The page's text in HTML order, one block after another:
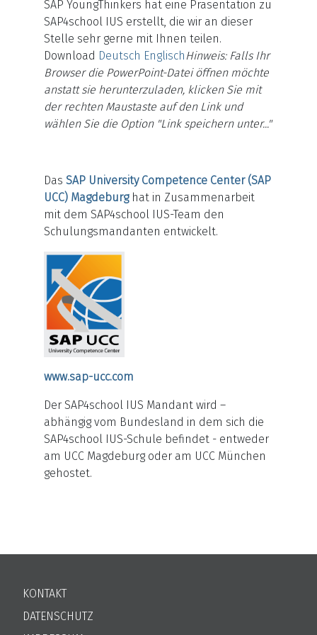
SAP YoungThinkers hat eine Präsentation zu
SAP4school IUS erstellt, die wir an dieser
Stelle sehr gerne mit Ihnen teilen.
Download Deutsch Englisch Hinweis: Falls Ihr
Browser die PowerPoint-Datei öffnen möchte
anstatt sie herunterzuladen, klicken Sie mit
der rechten Maustaste auf den Link und
wählen Sie die Option "Link speichern unter..."
Das SAP University Competence Center (SAP
UCC) Magdeburghat in Zusammenarbeit
mit dem SAP4school IUS-Team den
Schulungsmandanten entwickelt.
www.sap-ucc.com
Der SAP4school IUS Mandant wird –
abhängig vom Bundesland in dem sich die
SAP4school IUS-Schule befindet - entweder
am UCC Magdeburg oder am UCC München
gehostet.
KONTAKT
DATENSCHUTZ